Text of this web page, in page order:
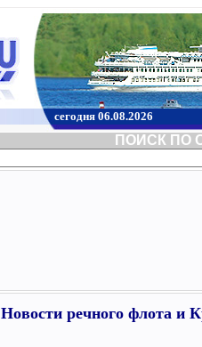
сегодня 06.08.2026
ПОИСК ПО
Новости речного флота и